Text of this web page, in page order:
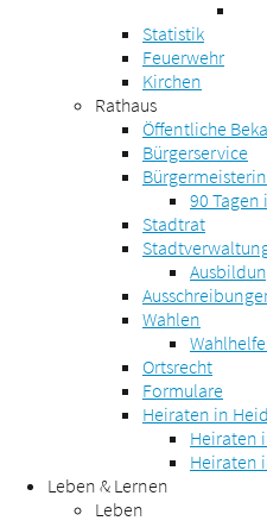
Statistik
Feuerwehr
Kirchen
Rathaus
Öffentliche
Bürgerservice
Bürgermeisterin
90 Tagen
Stadtrat
Wahlen
Ortsrecht
Formulare
Heiraten in
Heiraten
Heiraten
Leben & Lernen
Leben